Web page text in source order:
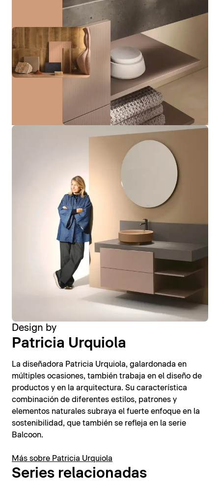
Design by
Patricia Urquiola
La diseñadora Patricia Urquiola, galardonada en
múltiples ocasiones, también trabaja en el diseño de
productos y en la arquitectura. Su característica
combinación de diferentes estilos, patrones y
elementos naturales subraya el fuerte enfoque en la
sostenibilidad, que también se refleja en la serie
Balcoon.
Más sobre Patricia Urquiola
Series relacionadas